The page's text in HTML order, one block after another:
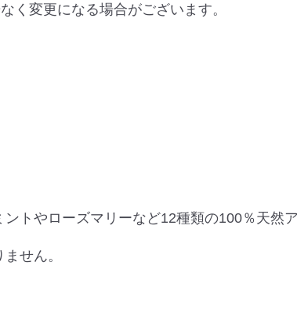
く変更になる場合がございます。
トやローズマリーなど12種類の100％天然
せん。